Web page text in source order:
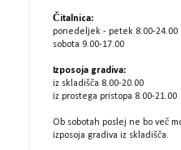
Čitalnica:
ponedeljek - petek 8.00-24.00
sobota 9.00-17.00
Izposoja gradiva:
iz skladišča 8.00-20.00
iz prostega pristopa 8.00-21.00
Ob sobotah poslej ne bo več
izposoja gradiva iz skladišča.